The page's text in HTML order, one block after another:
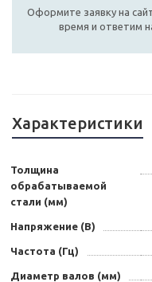
Оформите заявку на
время и ответим
Характеристики
Толщина
обрабатываемой
стали (мм)
Напряжение (В)
Частота (Гц)
Диаметр валов (мм)